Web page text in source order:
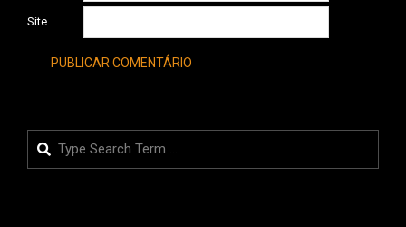
Site
Search